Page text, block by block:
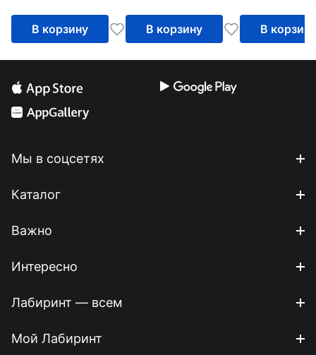
В корзину В корзину В корзину
Мы в соцсетях
Каталог
Важно
Интересно
Лабиринт — всем
Мой Лабиринт